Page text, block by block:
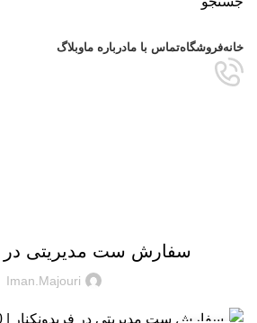
خانهفروشگاهتماس با مادرباره ماوبلاگ
سفارش ست مدیریتی در
Iman.majouri